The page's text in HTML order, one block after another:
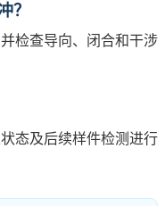
？
检查导向、闭合和干涉
态及后续样件检测进行